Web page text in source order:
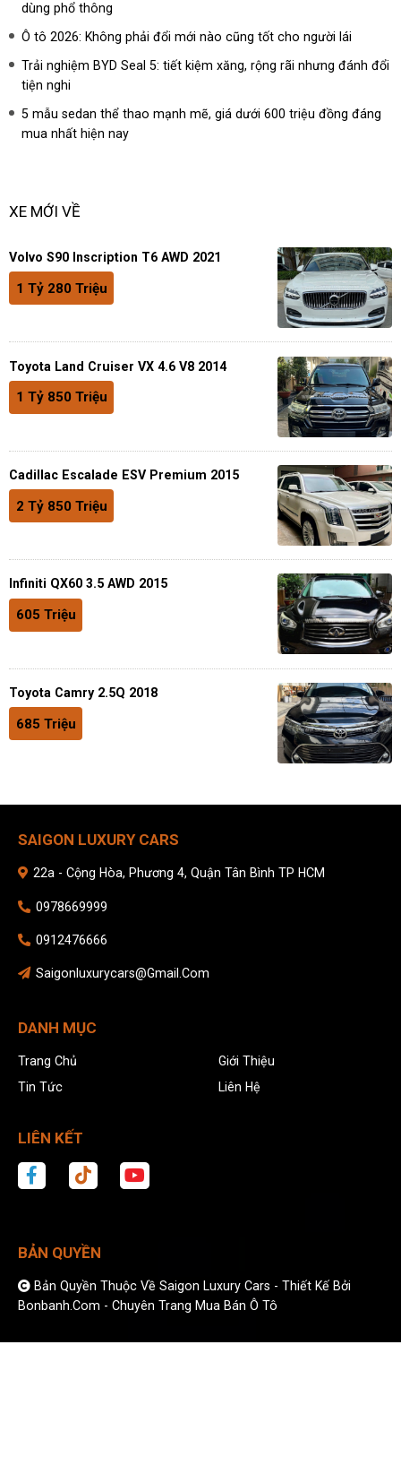
dùng phổ thông
Ô tô 2026: Không phải đổi mới nào cũng tốt cho người lái
Trải nghiệm BYD Seal 5: tiết kiệm xăng, rộng rãi nhưng đánh đổi
tiện nghi
5 mẫu sedan thể thao mạnh mẽ, giá dưới 600 triệu đồng đáng
mua nhất hiện nay
XE MỚI VỀ
Volvo S90 Inscription T6 AWD 2021
1 Tỷ 280 Triệu
Toyota Land Cruiser VX 4.6 V8 2014
1 Tỷ 850 Triệu
Cadillac Escalade ESV Premium 2015
2 Tỷ 850 Triệu
Infiniti QX60 3.5 AWD 2015
605 Triệu
Toyota Camry 2.5Q 2018
685 Triệu
SAIGON LUXURY CARS
22a - Cộng Hòa, Phương 4, Quận Tân Bình TP HCM
0978669999
0912476666
Saigonluxurycars@gmail.com
DANH MỤC
Trang Chủ
Giới Thiệu
Tin Tức
Liên Hệ
LIÊN KẾT
BẢN QUYỀN
Bản Quyền Thuộc Về Saigon Luxury Cars -Thiết Kế Bởi
Bonbanh.com - Chuyên Trang Mua Bán Ô Tô